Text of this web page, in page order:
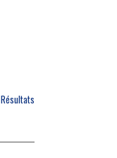
Résultats